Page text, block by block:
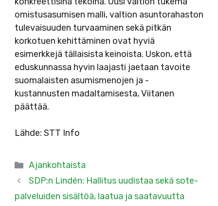
omistusasumisen malli, valtion asuntorahaston
tulevaisuuden turvaaminen sekä pitkän
korkotuen kehittäminen ovat hyviä
esimerkkejä tällaisista keinoista. Uskon, että
eduskunnassa hyvin laajasti jaetaan tavoite
suomalaisten asumismenojen ja -
kustannusten madaltamisesta, Viitanen
päättää.
Lähde: STT Info
Kategoriat
Ajankohtaista
SDP:n Lindén: Hallitus uudistaa sekä sote-
palveluiden sisältöä, laatua ja saatavuutta